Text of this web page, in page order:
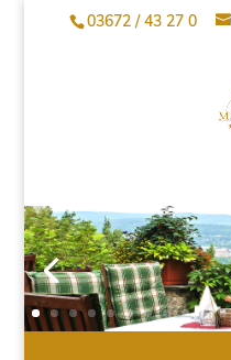
03672 / 43 27 0